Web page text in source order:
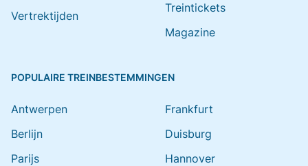
Vertrektijden
Treintickets
Magazine
POPULAIRE TREINBESTEMMINGEN
Antwerpen
Berlijn
Parijs
Frankfurt
Duisburg
Hannover